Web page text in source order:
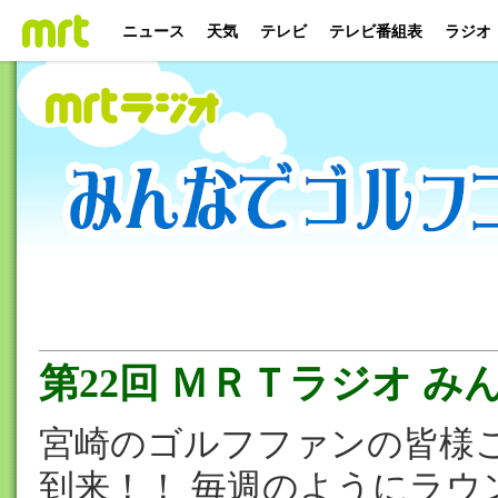
ニュース 天気 テレビ テレビ番組表 ラジオ
第22回 ＭＲＴラジオ み
宮崎のゴルフファンの皆様
到来！！ 毎週のようにラ